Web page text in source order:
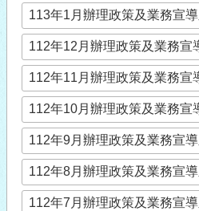
113年1月辦理政策及業務宣
112年12月辦理政策及業務宣
112年11月辦理政策及業務宣
112年10月辦理政策及業務宣
112年9月辦理政策及業務宣
112年8月辦理政策及業務宣
112年7月辦理政策及業務宣